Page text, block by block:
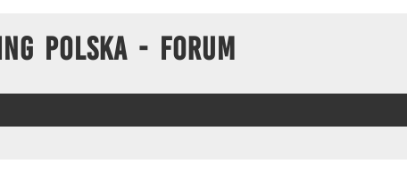
Polska - Forum